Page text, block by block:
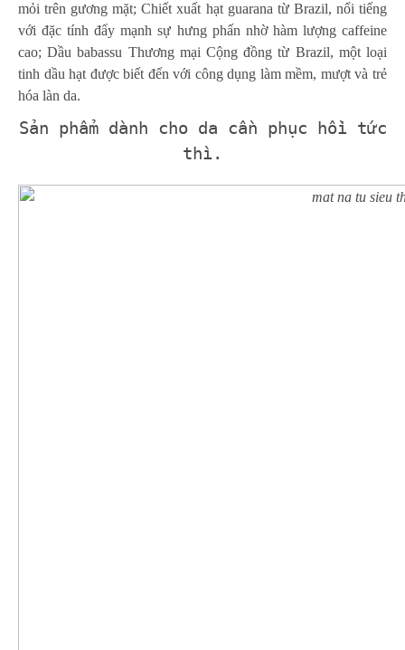
mỏi trên gương mặt; Chiết xuất hạt guarana từ Brazil, nổi tiếng
với đặc tính đẩy mạnh sự hưng phấn nhờ hàm lượng caffeine
cao; Dầu babassu Thương mại Cộng đồng từ Brazil, một loại
tinh dầu hạt được biết đến với công dụng làm mềm, mượt và trẻ
hóa làn da.
Sản phẩm dành cho da cần phục hồi tức
thì.